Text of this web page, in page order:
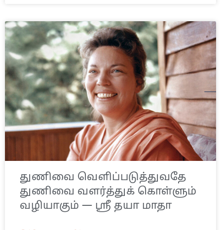
துணிவை வெளிப்படுத்துவதே
துணிவை வளர்த்துக் கொள்ளும்
வழியாகும் — ஸ்ரீ தயா மாதா